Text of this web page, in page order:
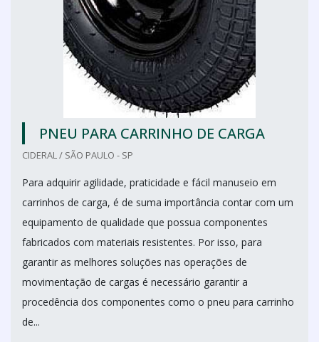
PNEU PARA CARRINHO DE CARGA
CIDERAL / SÃO PAULO - SP
Para adquirir agilidade, praticidade e fácil manuseio em
carrinhos de carga, é de suma importância contar com um
equipamento de qualidade que possua componentes
fabricados com materiais resistentes. Por isso, para
garantir as melhores soluções nas operações de
movimentação de cargas é necessário garantir a
procedência dos componentes como o pneu para carrinho
de...